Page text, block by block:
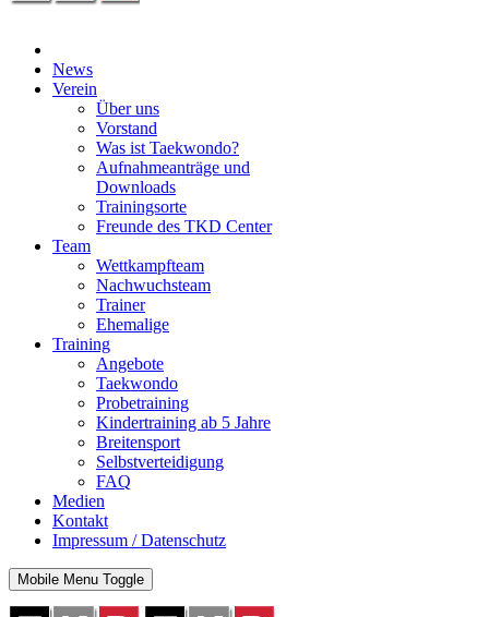
News
Verein
Über uns
Vorstand
Was ist Taekwondo?
Aufnahmeanträge und
Downloads
Trainingsorte
Freunde des TKD Center
Team
Wettkampfteam
Nachwuchsteam
Trainer
Ehemalige
Training
Angebote
Taekwondo
Probetraining
Kindertraining ab 5 Jahre
Breitensport
Selbstverteidigung
FAQ
Medien
Kontakt
Impressum / Datenschutz
Mobile Menu Toggle